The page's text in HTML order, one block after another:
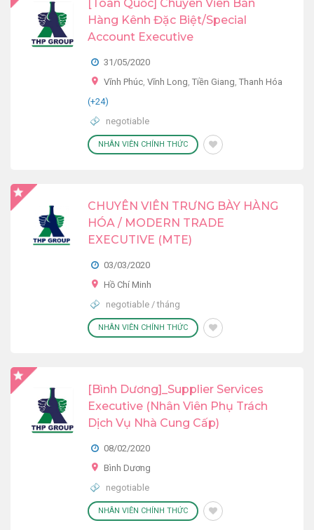
[Toàn Quốc] Chuyên Viên Bán
Hàng Kênh Đặc Biệt/Special
Account Executive
31/05/2020
Vĩnh Phúc, Vĩnh Long, Tiền Giang, Thanh Hóa
(+24)
negotiable
NHÂN VIÊN CHÍNH THỨC
CHUYÊN VIÊN TRƯNG BÀY HÀNG
HÓA / MODERN TRADE
EXECUTIVE (MTE)
03/03/2020
Hồ Chí Minh
negotiable / tháng
NHÂN VIÊN CHÍNH THỨC
[Bình Dương]_Supplier Services
Executive (Nhân Viên Phụ Trách
Dịch Vụ Nhà Cung Cấp)
08/02/2020
Bình Dương
negotiable
NHÂN VIÊN CHÍNH THỨC